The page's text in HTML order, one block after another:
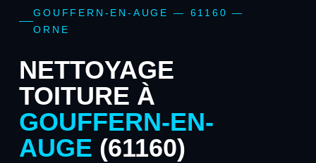
GOUFFERN-EN-AUGE — 61160 —
ORNE
NETTOYAGE
TOITURE À
GOUFFERN-EN-
AUGE (61160)